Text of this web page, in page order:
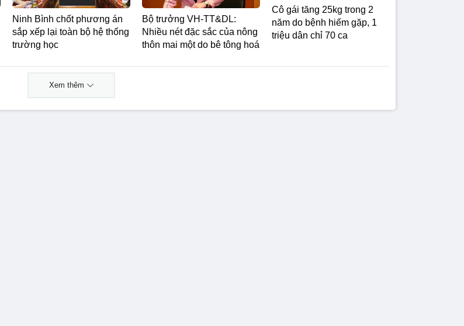
Ninh Bình chốt phương án
sắp xếp lại toàn bộ hệ thống
trường học
Bộ trưởng VH-TT&DL:
Nhiều nét đặc sắc của nông
thôn mai một do bê tông hoá
Cô gái tăng 25kg trong 2
năm do bệnh hiếm gặp, 1
triệu dân chỉ 70 ca
Xem thêm